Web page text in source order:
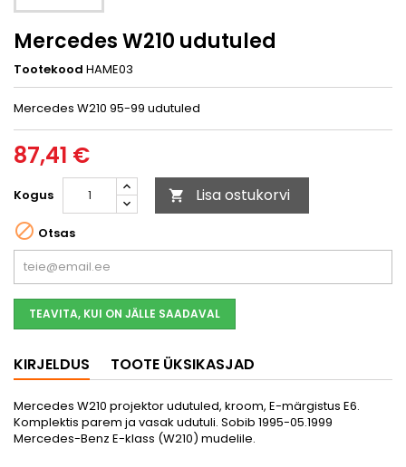
Mercedes W210 udutuled
Tootekood HAME03
Mercedes W210 95-99 udutuled
87,41 €
Kogus  Lisa ostukorvi
 Otsas
TEAVITA, KUI ON JÄLLE SAADAVAL
KIRJELDUS TOOTE ÜKSIKASJAD
Mercedes W210 projektor udutuled, kroom, E-märgistus E6.
Komplektis parem ja vasak udutuli. Sobib 1995-05.1999
Mercedes-Benz E-klass (W210) mudelile.